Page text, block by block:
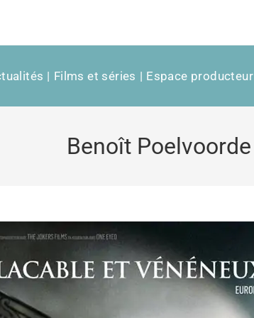
Films et séries Espace producteur
Benoît Poelvoorde